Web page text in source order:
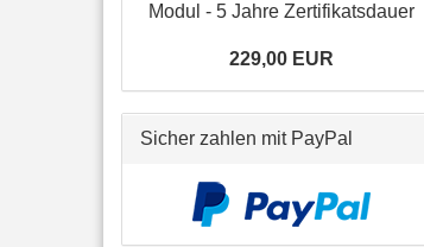
Modul - 5 Jahre Zer­ti­fi­kats­dau­er
229,00 EUR
Sicher zahlen mit PayPal